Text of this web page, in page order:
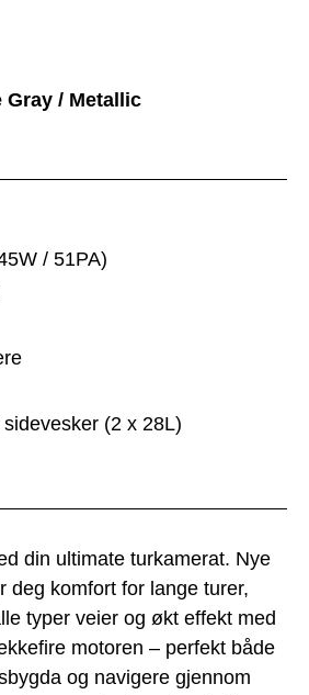
din ultimate turkamerat. Nye
deg komfort for lange turer,
typer veier og økt effekt med
motoren – perfekt både
og navigere gjennom
Gray / Metallic
/ 51PA)
(2 x 28L)